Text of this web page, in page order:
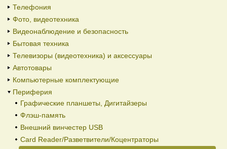
Телефония
Фото, видеотехника
Видеонаблюдение и безопасность
Бытовая техника
Телевизоры (видеотехника) и аксессуары
Автотовары
Компьютерные комплектующие
Периферия
Графические планшеты, Дигитайзеры
Флэш-память
Внешний винчестер USB
Card Reader/Разветвители/Коцентраторы